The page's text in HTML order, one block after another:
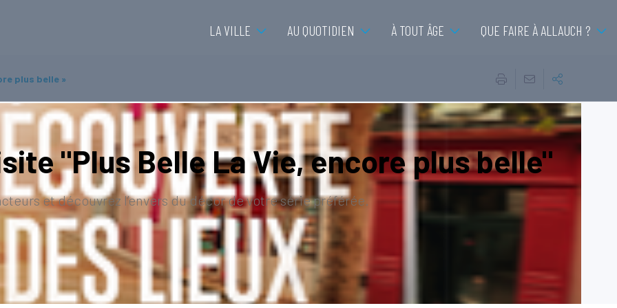
LA VILLE AU QUOTIDIEN À TOUT ÂGE QUE FAIRE À ALLAUCH ?
plus belle »
"Plus Belle La Vie, encore plus belle"
et découvrez l’envers du décor de votre série préférée.